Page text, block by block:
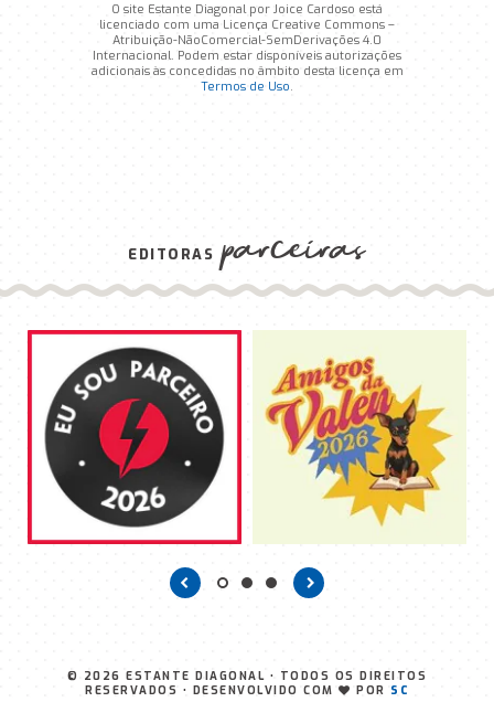
O site Estante Diagonal por Joice Cardoso está
licenciado com uma Licença Creative Commons –
Atribuição-NãoComercial-SemDerivações 4.0
Internacional. Podem estar disponíveis autorizações
adicionais às concedidas no âmbito desta licença em
Termos de Uso.
EDITORAS parceiras
© 2026ESTANTE DIAGONAL • TODOS OS DIREITOS
RESERVADOS • DESENVOLVIDO COM
POR SC